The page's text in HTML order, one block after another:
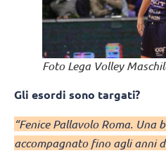
Foto Lega Volley
Gli esordi sono targati?
“Fenice Pallavolo Roma. Una
accompagnato fino agli anni